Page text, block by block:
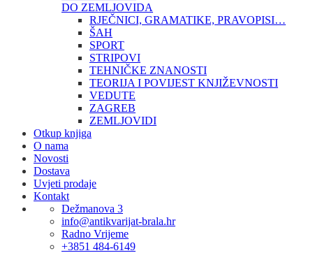
DO ZEMLJOVIDA
RJEČNICI, GRAMATIKE, PRAVOPISI…
ŠAH
SPORT
STRIPOVI
TEHNIČKE ZNANOSTI
TEORIJA I POVIJEST KNJIŽEVNOSTI
VEDUTE
ZAGREB
ZEMLJOVIDI
Otkup knjiga
O nama
Novosti
Dostava
Uvjeti prodaje
Kontakt
Dežmanova 3
info@antikvarijat-brala.hr
Radno Vrijeme
+3851 484-6149